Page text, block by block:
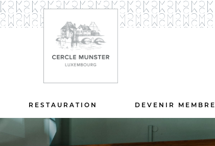
RESTAURATION DEVENIR MEMBRE